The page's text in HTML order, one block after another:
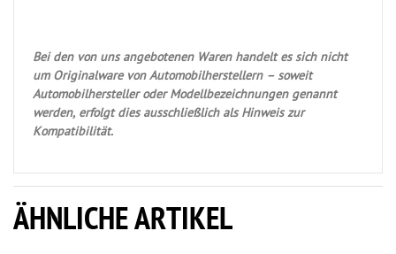
Bei den von uns angebotenen Waren handelt es sich nicht
um Originalware von Automobilherstellern – soweit
Automobilhersteller oder Modellbezeichnungen genannt
werden, erfolgt dies ausschließlich als Hinweis zur
Kompatibilität.
ÄHNLICHE ARTIKEL